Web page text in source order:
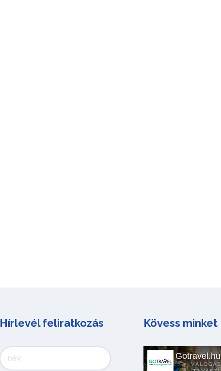
Hírlevél feliratkozás Kövess minket
Gotravel.hu